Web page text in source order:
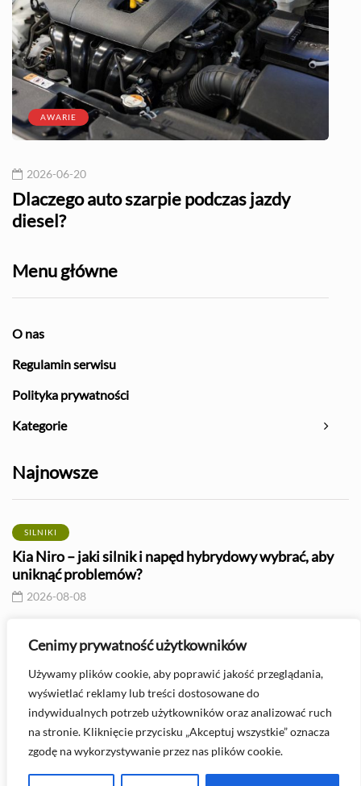
Cenimy prywatność użytkowników
Używamy plików cookie, aby poprawić jakość przeglądania,
wyświetlać reklamy lub treści dostosowane do
indywidualnych potrzeb użytkowników oraz analizować ruch
na stronie. Kliknięcie przycisku „Akceptuj wszystkie” oznacza
zgodę na wykorzystywanie przez nas plików cookie.
AWARIE
2026-06-20
Dlaczego auto szarpie podczas jazdy
diesel?
Menu główne
O nas
Regulamin serwisu
Polityka prywatności
Kategorie
Najnowsze
SILNIKI
Kia Niro – jaki silnik i napęd hybrydowy wybrać, aby
uniknąć problemów?
2026-08-08
PIELĘGNACJA I KONSERWACJA
diagnostyczny
2026-08-08
Masz pytanie? Skontaktuj się z nami -
kontakt@automasterklub.pl